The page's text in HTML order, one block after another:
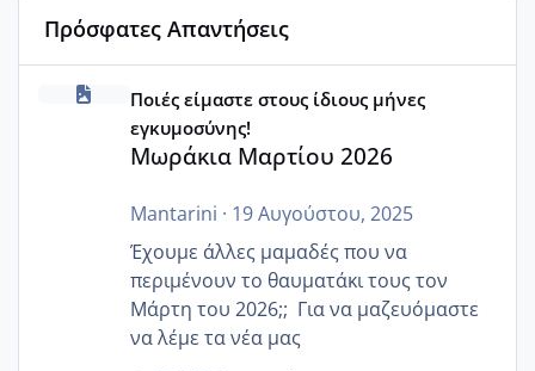
Πρόσφατες Απαντήσεις
Μωράκια Μαρτίου 2026
Ποιές είμαστε στους ίδιους μήνες
εγκυμοσύνης!
Μωράκια Μαρτίου 2026
Mantarini · 19 Αυγούστου, 2025
Έχουμε άλλες μαμαδές που να
περιμένουν το θαυματάκι τους τον
Μάρτη του 2026;; Για να μαζευόμαστε
να λέμε τα νέα μας